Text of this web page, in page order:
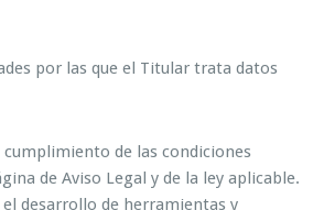
por las que el Titular trata datos
de las condiciones
de Aviso Legal y de la ley aplicable.
desarrollo de herramientas y